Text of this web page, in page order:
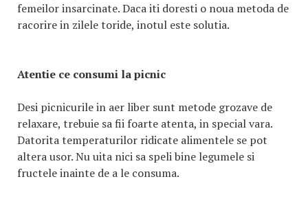
femeilor insarcinate. Daca iti doresti o noua metoda de
racorire in zilele toride, inotul este solutia.
Atentie ce consumi la picnic
Desi picnicurile in aer liber sunt metode grozave de
relaxare, trebuie sa fii foarte atenta, in special vara.
Datorita temperaturilor ridicate alimentele se pot
altera usor. Nu uita nici sa speli bine legumele si
fructele inainte de a le consuma.